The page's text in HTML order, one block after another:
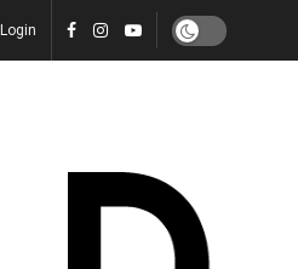
Login